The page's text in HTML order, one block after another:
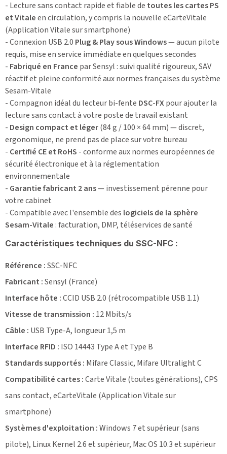
- Lecture sans contact rapide et fiable de toutes les cartes PS
et Vitaleen circulation, y compris la nouvelle eCarteVitale
(Application Vitale sur smartphone)
- Connexion USB 2.0 Plug & Play sous Windows— aucun pilote
requis, mise en service immédiate en quelques secondes
- Fabriqué en France par Sensyl : suivi qualité rigoureux, SAV
réactif et pleine conformité aux normes françaises du système
Sesam-Vitale
- Compagnon idéal du lecteur bi-fente DSC-FXpour ajouter la
lecture sans contact à votre poste de travail existant
- Design compact et léger(84 g / 100 × 64 mm) — discret,
ergonomique, ne prend pas de place sur votre bureau
- Certifié CE et RoHS - conforme aux normes européennes de
sécurité électronique et à la réglementation
environnementale
- Garantie fabricant 2 ans— investissement pérenne pour
votre cabinet
- Compatible avec l'ensemble des logiciels de la sphère
Sesam-Vitale : facturation, DMP, téléservices de santé
Caractéristiques techniques du SSC-NFC :
Référence :SSC-NFC
Fabricant :Sensyl (France)
Interface hôte :CCID USB 2.0 (rétrocompatible USB 1.1)
Vitesse de transmission : 12 Mbits/s
Câble : USB Type-A, longueur 1,5 m
Interface RFID : ISO 14443 Type A et Type B
Standards supportés : Mifare Classic, Mifare Ultralight C
Compatibilité cartes :Carte Vitale (toutes générations), CPS
sans contact, eCarteVitale (Application Vitale sur
smartphone)
Systèmes d'exploitation :Windows 7 et supérieur (sans
pilote), Linux Kernel 2.6 et supérieur, Mac OS 10.3 et supérieur